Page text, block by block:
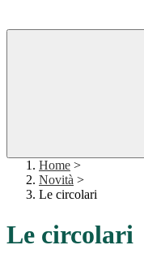
Home >
Novità >
Le circolari
Le circolari